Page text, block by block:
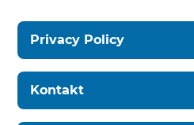
Privacy Policy
Kontakt